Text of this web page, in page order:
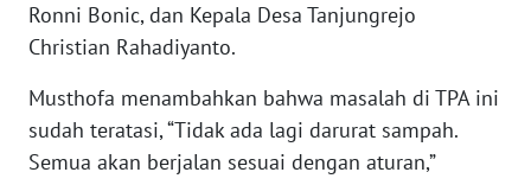
Ronni Bonic, dan Kepala Desa Tanjungrejo
Christian Rahadiyanto.
Musthofa menambahkan bahwa masalah di TPA ini
sudah teratasi, “Tidak ada lagi darurat sampah.
Semua akan berjalan sesuai dengan aturan,”
WN
JAKARTA
WN
JABAR